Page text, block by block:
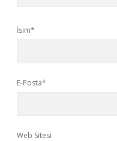
İsim*
E-Posta*
Web Sitesi